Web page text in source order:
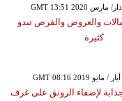
والعروض والفرص تبدو
كثيرة
لإضفاء الرونق على غرف